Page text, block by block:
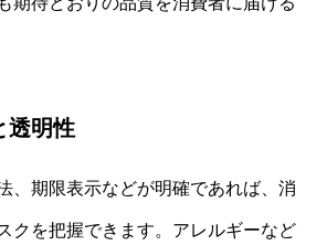
透明性
、期限表示などが明確であれば、消
クを把握できます。アレルギーなど